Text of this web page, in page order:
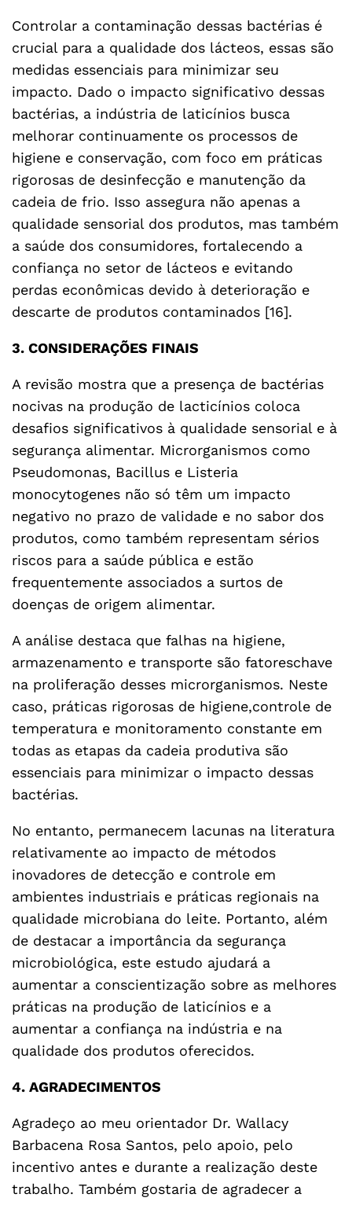
Controlar a contaminação dessas bactérias é
crucial para a qualidade dos lácteos, essas são
medidas essenciais para minimizar seu
impacto. Dado o impacto significativo dessas
bactérias, a indústria de laticínios busca
melhorar continuamente os processos de
higiene e conservação, com foco em práticas
rigorosas de desinfecção e manutenção da
cadeia de frio. Isso assegura não apenas a
qualidade sensorial dos produtos, mas também
a saúde dos consumidores, fortalecendo a
confiança no setor de lácteos e evitando
perdas econômicas devido à deterioração e
descarte de produtos contaminados [16].
3. CONSIDERAÇÕES FINAIS
A revisão mostra que a presença de bactérias
nocivas na produção de lacticínios coloca
desafios significativos à qualidade sensorial e à
segurança alimentar. Microrganismos como
Pseudomonas, Bacillus e Listeria
monocytogenes não só têm um impacto
negativo no prazo de validade e no sabor dos
produtos, como também representam sérios
riscos para a saúde pública e estão
frequentemente associados a surtos de
doenças de origem alimentar.
A análise destaca que falhas na higiene,
armazenamento e transporte são fatoreschave
na proliferação desses microrganismos. Neste
caso, práticas rigorosas de higiene,controle de
temperatura e monitoramento constante em
todas as etapas da cadeia produtiva são
essenciais para minimizar o impacto dessas
bactérias.
No entanto, permanecem lacunas na literatura
relativamente ao impacto de métodos
inovadores de detecção e controle em
ambientes industriais e práticas regionais na
qualidade microbiana do leite. Portanto, além
de destacar a importância da segurança
microbiológica, este estudo ajudará a
aumentar a conscientização sobre as melhores
práticas na produção de laticínios e a
aumentar a confiança na indústria e na
qualidade dos produtos oferecidos.
4. AGRADECIMENTOS
Agradeço ao meu orientador Dr. Wallacy
Barbacena Rosa Santos, pelo apoio, pelo
incentivo antes e durante a realização deste
trabalho. Também gostaria de agradecer a